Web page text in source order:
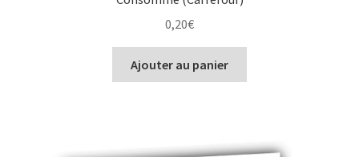
0,20€
Ajouter au panier